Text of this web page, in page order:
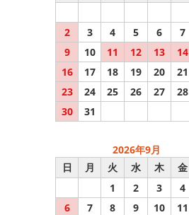
2
3 4 5 6 7
9
10 11 12 13 14
16
17 18 19 20 21
23
24 25 26 27 28
30
31
2026年9月
日
月 火 水 木 金
1
2 3 4
6
7 8 9 10 11